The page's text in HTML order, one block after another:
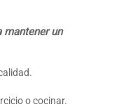
mantener un
o cocinar.